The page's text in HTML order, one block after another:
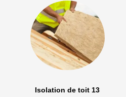
Isolation de toit 13